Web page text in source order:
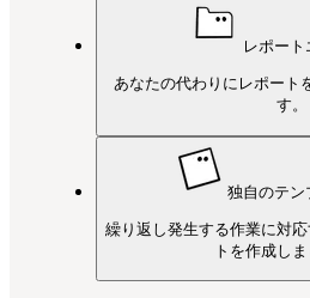
レポート
あなたの代わりにレポート
す。
独自のテン
繰り返し発生する作業に対
トを作成しま